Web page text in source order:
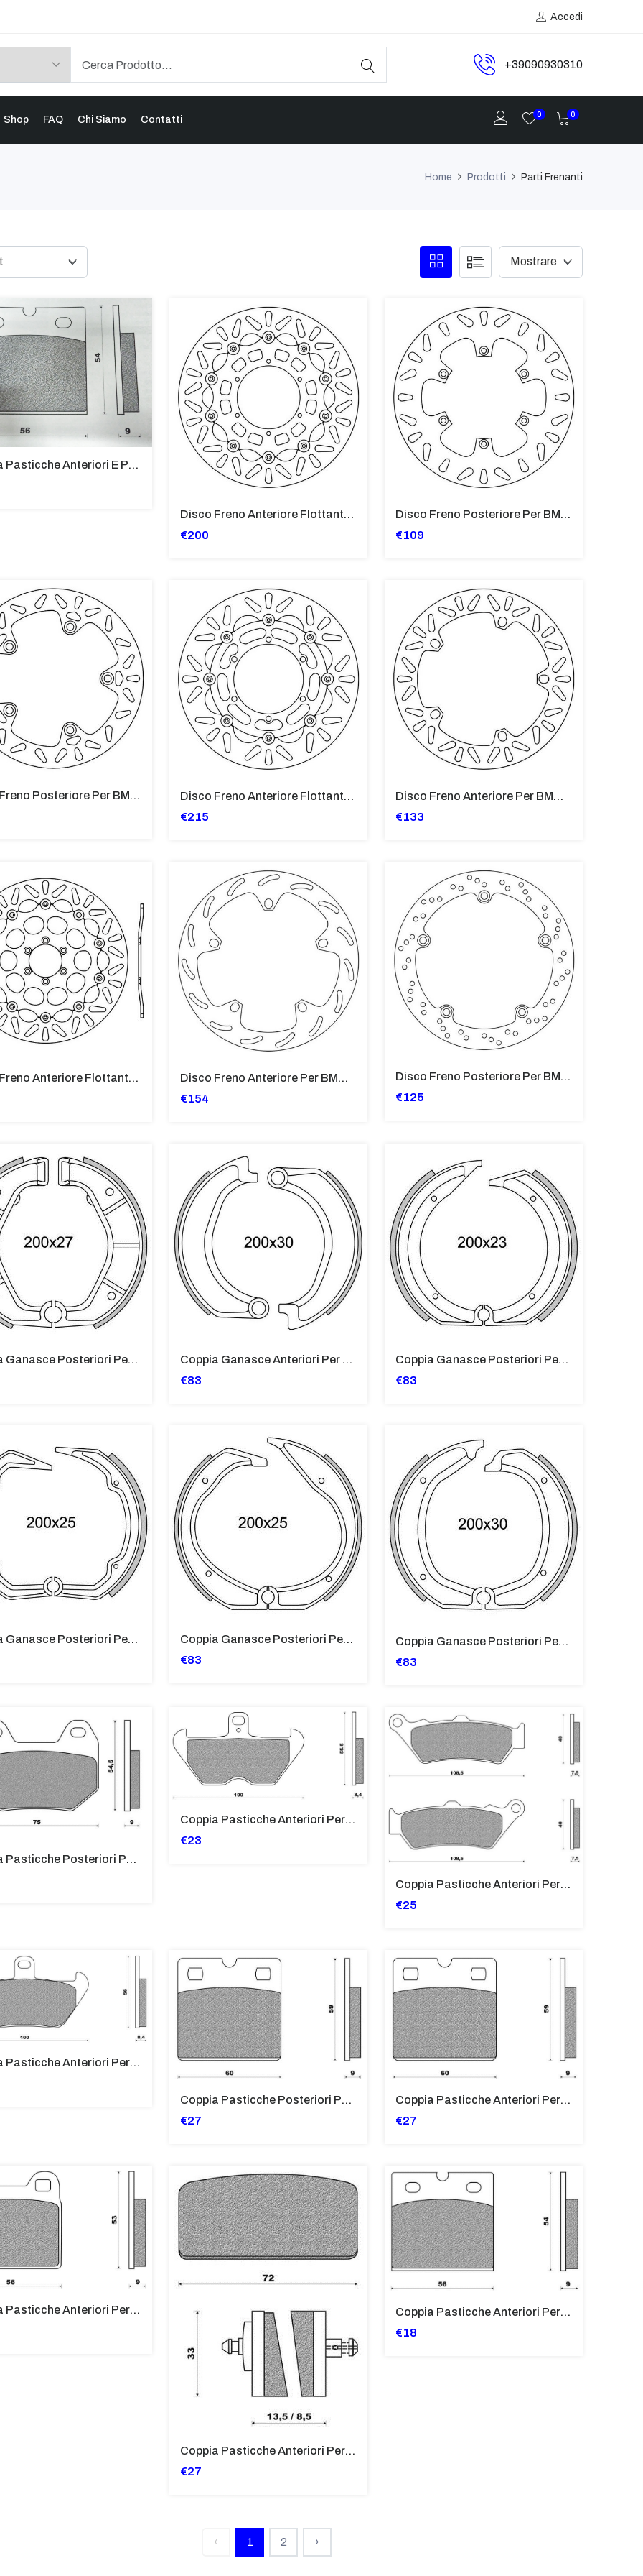
Accedi
+39090930310
Shop FAQ Chi Siamo Contatti 0 0
Home Prodotti Parti Frenanti
Coppia Pasticche Anteriori E Posteriori Per BMW R 450,650, K 750
Disco Freno Anteriore Flottante Per BMW F 650, F650 ST, F 650 GS
€200
Disco Freno Posteriore Per BMW F 650, F650 ST, F 650 GS, F 650 C
€109
Disco Freno Posteriore Per BMW F 800 S-ST, HP2 1200, HP2 1200 Me
Disco Freno Anteriore Flottante Per BMW R 850 R, R 850 RT, K1 10
€215
Disco Freno Anteriore Per BMW F 800 S-ST, R 850 C, R 850 GS, R 8
€133
Disco Freno Anteriore Flottante Per BMW G 650 X Moto 2007-2008.
Disco Freno Anteriore Per BMW R 850 RT Integral ABS, R 1100 S 20
€154
Disco Freno Posteriore Per BMW R 850 R, R 850 RT, R 850 C, R 850
€125
Coppia Ganasce Posteriori Per BMW R100
Coppia Ganasce Anteriori Per BMW R50/5 500, R60/5 600, R60/6 600, R75
€83
Coppia Ganasce Posteriori Per BMW K75 750 '88
€83
Coppia Ganasce Posteriori Per BMW R65 650 LS
Coppia Ganasce Posteriori Per BMW R45/65/80/100
€83
Coppia Ganasce Posteriori Per BMW R50/5/, R60/5, R60/6, R60/7, R65
€83
Coppia Pasticche Posteriori Per BMW K1200 LT, R1200
Coppia Pasticche Anteriori Per BMW R 850-1000 RT/C/GS/R/C AVANTGARDE
€23
Coppia Pasticche Anteriori Per BMW C1 125/200, F650 ST/GS/CS
€25
Coppia Pasticche Anteriori Per BMW R80 ROADSTER, K1, K100 RT 16
Coppia Pasticche Posteriori Per BMW K75 750 S
€27
Coppia Pasticche Anteriori Per BMW R65 ALL MODELS, K75 S, R80, R100
€27
Coppia Pasticche Anteriori Per BMW R45 450/650 R100 1000 RS/RT/CS
Coppia Pasticche Anteriori Per BMW R60/7, R75/6, R80, R90 S, 90/6, R1
€27
Coppia Pasticche Anteriori Per BMW R65 650 LS/GS, K75 750 S, K100
€18
‹ 1 2 ›